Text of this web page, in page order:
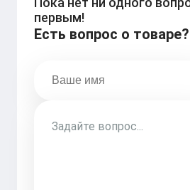
первым!
Есть вопрос о товаре?